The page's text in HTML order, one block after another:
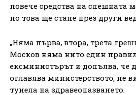
повече средства на спешната
но това ще стане през други
„Няма първа, втора, трета
Москов няма нито един
ексминистърът и допълва, че
оглавява министерството, не
тунела на здравеопазването.